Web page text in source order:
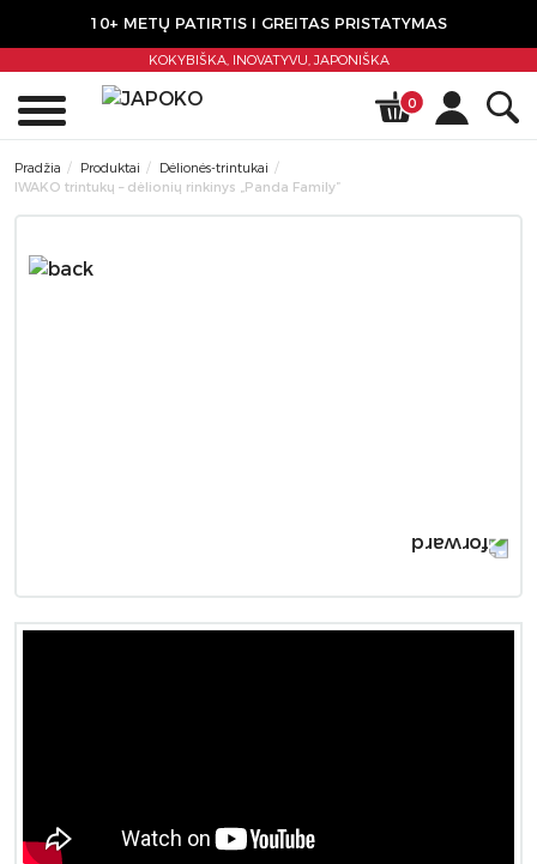
10+ METŲ PATIRTIS I GREITAS PRISTATYMAS
KOKYBIŠKA, INOVATYVU,JAPONIŠKA
0
Pradžia Produktai
Dėlionės-trintukai
IWAKO trintukų – dėlionių rinkinys „Panda Family”